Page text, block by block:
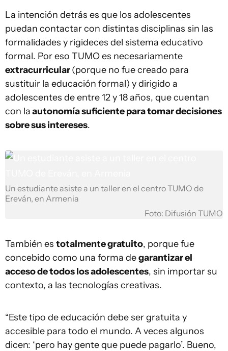
La intención detrás es que los adolescentes
puedan contactar con distintas disciplinas sin las
formalidades y rigideces del sistema educativo
formal. Por eso TUMO es necesariamente
extracurricular(porque no fue creado para
sustituir la educación formal) y dirigido a
adolescentes de entre 12 y 18 años, que cuentan
con laautonomía suficiente para tomar decisiones
sobre sus intereses.
Un estudiante asiste a un taller en el centro TUMO de
Ereván, en Armenia
Foto: Difusión TUMO
También es totalmente gratuito, porque fue
concebido como una forma degarantizar el
acceso de todos los adolescentes, sin importar su
contexto, a las tecnologías creativas.
“Este tipo de educación debe ser gratuita y
accesible para todo el mundo. A veces algunos
dicen: ‘pero hay gente que puede pagarlo’. Bueno,